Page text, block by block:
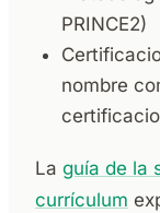
PRINCE2)
nombre
La guía de la
currículum